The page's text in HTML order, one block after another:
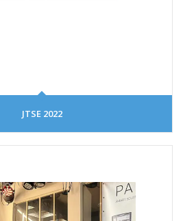
JTSE 2022